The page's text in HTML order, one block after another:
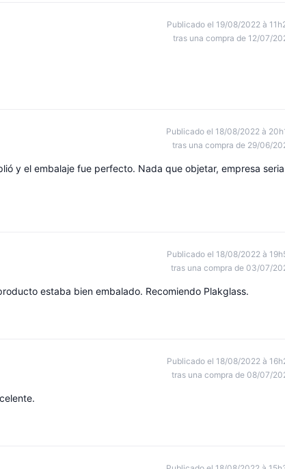
Publicado el 19/08/2022 à
tras una compra de 12/07/
Publicado el 18/08/2022 à
tras una compra de 29/06/
y el embalaje fue perfecto. Nada que objetar, empresa
Publicado el 18/08/2022 à
tras una compra de 03/07/
estaba bien embalado. Recomiendo Plakglass.
Publicado el 18/08/2022 à
tras una compra de 08/07/